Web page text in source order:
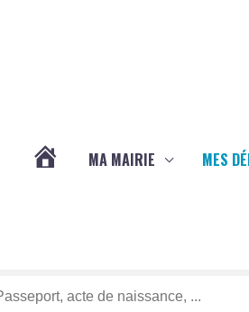
LA
MA MAIRIE MES